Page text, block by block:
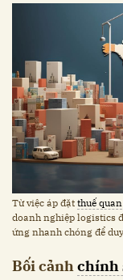
Từ việc áp đặt thuế quan
doanh nghiệp logistics
ứng nhanh chóng để
Bối cảnhchính